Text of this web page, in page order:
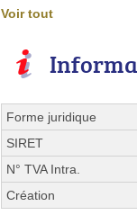
Voir tout
Forme juridique
SIRET
N° TVA Intra.
Création